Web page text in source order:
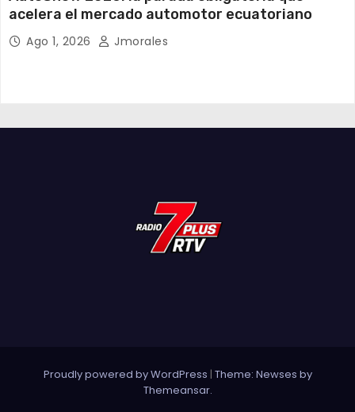
acelera el mercado automotor ecuatoriano
Ago 1, 2026 Jmorales
Proudly powered by WordPress | Theme: Newses by
Themeansar.